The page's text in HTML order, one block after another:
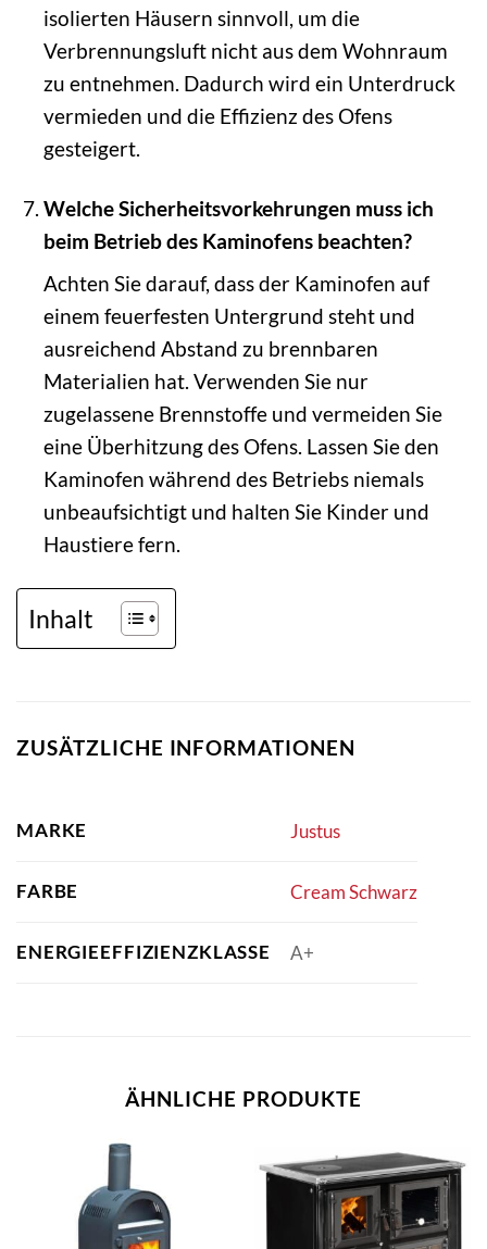
isolierten Häusern sinnvoll, um die
Verbrennungsluft nicht aus dem Wohnraum
zu entnehmen. Dadurch wird ein Unterdruck
vermieden und die Effizienz des Ofens
gesteigert.
Welche Sicherheitsvorkehrungen muss ich
beim Betrieb des Kaminofens beachten?
Achten Sie darauf, dass der Kaminofen auf
einem feuerfesten Untergrund steht und
ausreichend Abstand zu brennbaren
Materialien hat. Verwenden Sie nur
zugelassene Brennstoffe und vermeiden Sie
eine Überhitzung des Ofens. Lassen Sie den
Kaminofen während des Betriebs niemals
unbeaufsichtigt und halten Sie Kinder und
Haustiere fern.
Inhalt
ZUSÄTZLICHE INFORMATIONEN
MARKE Justus
FARBE Cream Schwarz
ENERGIEEFFIZIENZKLASSE A+
ÄHNLICHE PRODUKTE